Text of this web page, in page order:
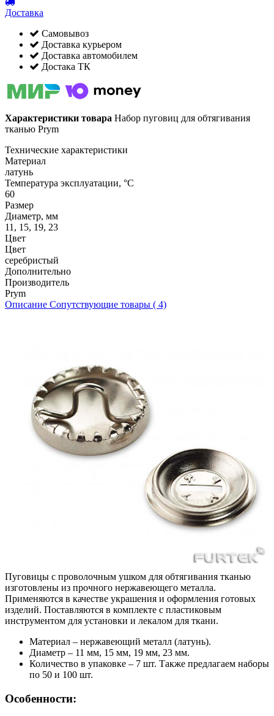
Доставка
Самовывоз
Доставка курьером
Доставка автомобилем
Достака ТК
Характеристики товара Набор пуговиц для обтягивания
тканью Prym
Технические характеристики
Материал
латунь
Температура эксплуатации, °C
60
Размер
Диаметр, мм
11, 15, 19, 23
Цвет
Цвет
серебристый
Дополнительно
Производитель
Prym
Описание Сопутствующие товары ( 4)
Пуговицы с проволочным ушком для обтягивания тканью
изготовлены из прочного нержавеющего металла.
Применяются в качестве украшения и оформления готовых
изделий. Поставляются в комплекте с пластиковым
инструментом для установки и лекалом для ткани.
Материал – нержавеющий металл (латунь).
Диаметр – 11 мм, 15 мм, 19 мм, 23 мм.
Количество в упаковке – 7 шт. Также предлагаем наборы
по 50 и 100 шт.
Особенности: